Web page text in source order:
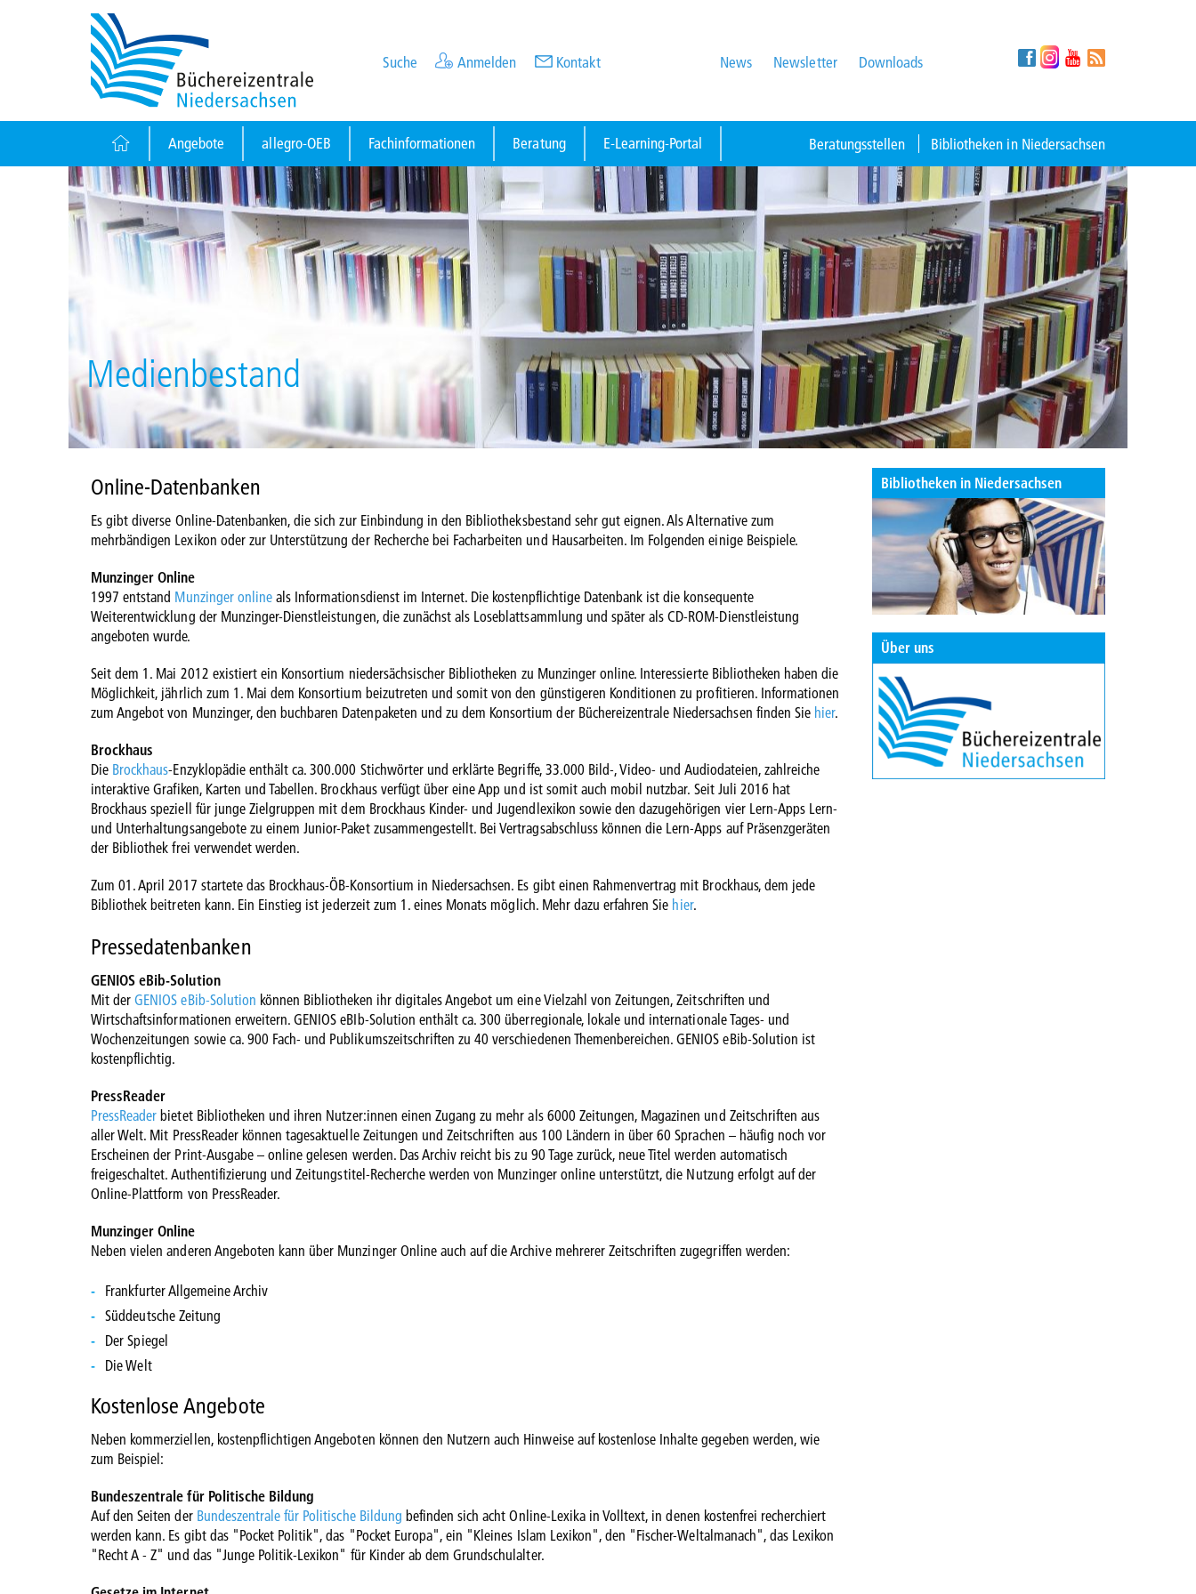
Suche Anmelden Kontakt News Newsletter Downloads
Angebote allegro-OEB Fachinformationen Beratung E-Learning-Portal Beratungsstellen Bibliotheken in Niedersachsen
Medienbestand
Online-Datenbanken
Es gibt diverse Online-Datenbanken, die sich zur Einbindung in den Bibliotheksbestand sehr gut eignen. Als Alternative zum
mehrbändigen Lexikon oder zur Unterstützung der Recherche bei Facharbeiten und Hausarbeiten. Im Folgenden einige Beispiele.
Munzinger Online
1997 entstand Munzinger onlineals Informationsdienst im Internet. Die kostenpflichtige Datenbank ist die konsequente
Weiterentwicklung der Munzinger-Dienstleistungen, die zunächst als Loseblattsammlung und später als CD-ROM-Dienstleistung
angeboten wurde.
Seit dem 1. Mai 2012 existiert ein Konsortium niedersächsischer Bibliotheken zu Munzinger online. Interessierte Bibliotheken haben die
Möglichkeit, jährlich zum 1. Mai dem Konsortium beizutreten und somit von den günstigeren Konditionen zu profitieren. Informationen
zum Angebot von Munzinger, den buchbaren Datenpaketen und zu dem Konsortium der Büchereizentrale Niedersachsen finden Sie hier.
Brockhaus
Die Brockhaus-Enzyklopädie enthält ca. 300.000 Stichwörter und erklärte Begriffe, 33.000 Bild-, Video- und Audiodateien, zahlreiche
interaktive Grafiken, Karten und Tabellen. Brockhaus verfügt über eine App und ist somit auch mobil nutzbar. Seit Juli 2016 hat
Brockhaus speziell für junge Zielgruppen mit dem Brockhaus Kinder- und Jugendlexikon sowie den dazugehörigen vier Lern-Apps Lern-
und Unterhaltungsangebote zu einem Junior-Paket zusammengestellt. Bei Vertragsabschluss können die Lern-Apps auf Präsenzgeräten
der Bibliothek frei verwendet werden.
Zum 01. April 2017 startete das Brockhaus-ÖB-Konsortium in Niedersachsen. Es gibt einen Rahmenvertrag mit Brockhaus, dem jede
Bibliothek beitreten kann. Ein Einstieg ist jederzeit zum 1. eines Monats möglich. Mehr dazu erfahren Sie hier.
Pressedatenbanken
GENIOS eBib-Solution
Mit derGENIOS eBib-Solution können Bibliotheken ihr digitales Angebot um eine Vielzahl von Zeitungen, Zeitschriften und
Wirtschaftsinformationen erweitern. GENIOS eBIb-Solution enthält ca. 300 überregionale, lokale und internationale Tages- und
Wochenzeitungen sowie ca. 900 Fach- und Publikumszeitschriften zu 40 verschiedenen Themenbereichen. GENIOS eBib-Solution ist
kostenpflichtig.
PressReader
PressReaderbietet Bibliotheken und ihren Nutzer:innen einen Zugang zu mehr als 6000 Zeitungen, Magazinen und Zeitschriften aus
aller Welt. Mit PressReader können tagesaktuelle Zeitungen und Zeitschriften aus 100 Ländern in über 60 Sprachen – häufig noch vor
Erscheinen der Print-Ausgabe – online gelesen werden. Das Archiv reicht bis zu 90 Tage zurück, neue Titel werden automatisch
freigeschaltet. Authentifizierung und Zeitungstitel-Recherche werden von Munzinger online unterstützt, die Nutzung erfolgt auf der
Online-Plattform von PressReader.
Munzinger Online
Neben vielen anderen Angeboten kann über Munzinger Online auch auf die Archive mehrerer Zeitschriften zugegriffen werden:
Frankfurter Allgemeine Archiv
Süddeutsche Zeitung
Der Spiegel
Die Welt
Kostenlose Angebote
Neben kommerziellen, kostenpflichtigen Angeboten können den Nutzern auch Hinweise auf kostenlose Inhalte gegeben werden, wie
zum Beispiel:
Bundeszentrale für Politische Bildung
Auf den Seiten der Bundeszentrale für Politische Bildung befinden sich acht Online-Lexika in Volltext, in denen kostenfrei recherchiert
werden kann. Es gibt das "Pocket Politik", das "Pocket Europa", ein "Kleines Islam Lexikon", den "Fischer-Weltalmanach", das Lexikon
"Recht A - Z" und das "Junge Politik-Lexikon" für Kinder ab dem Grundschulalter.
Bibliotheken in Niedersachsen
Über uns